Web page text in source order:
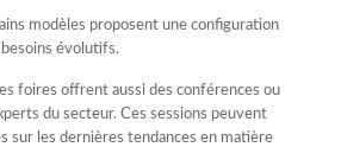
modèles proposent une configuration
évolutifs.
foires offrent aussi des conférences ou
du secteur. Ces sessions peuvent
sur les dernières tendances en matière